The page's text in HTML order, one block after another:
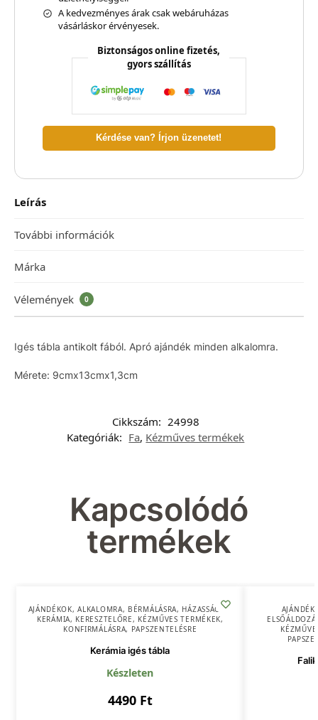
A kedvezményes árak csak webáruházas
vásárláskor érvényesek.
Biztonságos online fizetés,
gyors szállítás
Kérdése van? Írjon üzenetet!
Leírás
További információk
Márka
Vélemények 0
Igés tábla antikolt fából. Apró ajándék minden alkalomra.
Mérete: 9cmx13cmx1,3cm
Cikkszám: 24998
Kategóriák: Fa, Kézműves termékek
Kapcsolódó
termékek
AJÁNDÉKOK,ALKALOMRA, BÉRMÁLÁSRA, HÁZASSÁGRA,
KERÁMIA, KERESZTELŐRE, KÉZMŰVES TERMÉKEK,
KONFIRMÁLÁSRA, PAPSZENTELÉSRE
Kerámia igés tábla
Készleten
4490 Ft